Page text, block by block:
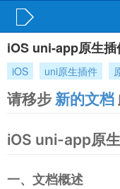
iOS uni-app原生插
iOS uni原生插件
请移步 新的文档
iOS uni-app原
一、文档概述